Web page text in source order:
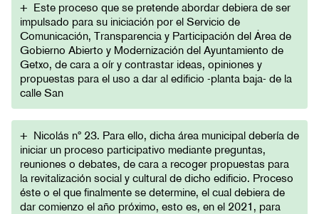
+ Este proceso que se pretende abordar debiera de ser
impulsado para su iniciación por el Servicio de
Comunicación, Transparencia y Participación del Área de
Gobierno Abierto y Modernización del Ayuntamiento de
Getxo, de cara a oír y contrastar ideas, opiniones y
propuestas para el uso a dar al edificio -planta baja- de la
calle San
+ Nicolás nº 23. Para ello, dicha área municipal debería de
iniciar un proceso participativo mediante preguntas,
reuniones o debates, de cara a recoger propuestas para
la revitalización social y cultural de dicho edificio. Proceso
éste o el que finalmente se determine, el cual debiera de
dar comienzo el año próximo, esto es, en el 2021, para